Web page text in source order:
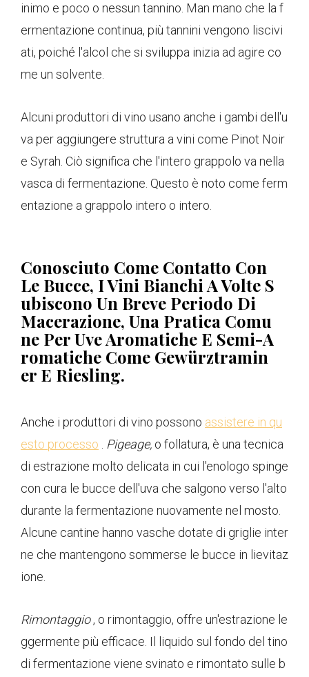
inimo e poco o nessun tannino. Man mano che la f
ermentazione continua, più tannini vengono liscivi
ati, poiché l'alcol che si sviluppa inizia ad agire co
me un solvente.
Alcuni produttori di vino usano anche i gambi dell'u
va per aggiungere struttura a vini come Pinot Noir
e Syrah. Ciò significa che l'intero grappolo va nella
vasca di fermentazione. Questo è noto come ferm
entazione a grappolo intero o intero.
Conosciuto Come Contatto Con
Le Bucce, I Vini Bianchi A Volte S
Ubiscono Un Breve Periodo Di
Macerazione, Una Pratica Comu
Ne Per Uve Aromatiche E Semi-A
Romatiche Come Gewürztramin
Er E Riesling.
Anche i produttori di vino possono assistere in qu
esto processo . Pigeage, o follatura, è una tecnica
di estrazione molto delicata in cui l'enologo spinge
con cura le bucce dell'uva che salgono verso l'alto
durante la fermentazione nuovamente nel mosto.
Alcune cantine hanno vasche dotate di griglie inter
ne che mantengono sommerse le bucce in lievitaz
ione.
Rimontaggio, o rimontaggio, offre un'estrazione le
ggermente più efficace. Il liquido sul fondo del tino
di fermentazione viene svinato e rimontato sulle b